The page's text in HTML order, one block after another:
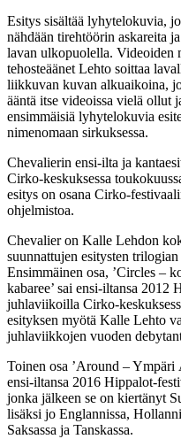
Esitys sisältää lyhytelokuvia,
nähdään tirehtöörin askareita
lavan ulkopuolella. Videoiden
tehosteäänet Lehto soittaa
liikkuvan kuvan alkuaikoina,
ääntä itse videoissa vielä ollut
ensimmäisiä lyhytelokuvia
nimenomaan sirkuksessa.
Chevalierin ensi-ilta ja
Cirko-keskuksessa
esitys on osana Cirko-
ohjelmistoa.
Chevalier on Kalle Lehdon
suunnattujen esitysten trilogian
Ensimmäinen osa, ’Circles –
kabaree’ sai ensi-iltansa 2012
juhlaviikoilla Cirko-
esityksen myötä Kalle Lehto
juhlaviikkojen vuoden
Toinen osa ’Around – Ympäri
ensi-iltansa 2016 Hippalot-
jonka jälkeen se on kiertänyt
lisäksi jo Englannissa,
Saksassa ja Tanskassa.